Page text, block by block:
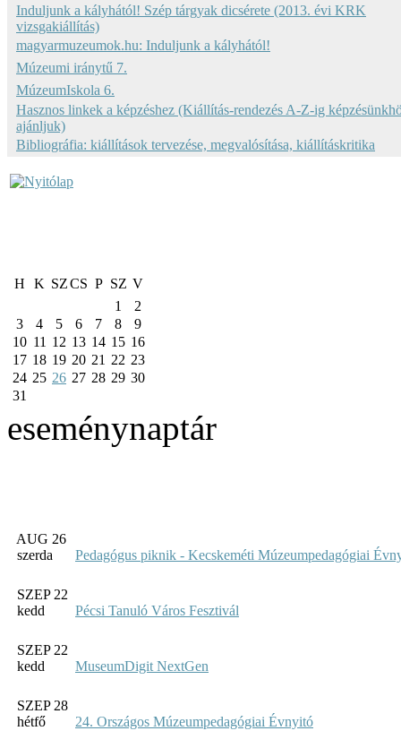
Induljunk a kályhától! Szép tárgyak dicsérete (2013. évi KRK
vizsgakiállítás)
magyarmuzeumok.hu: Induljunk a kályhától!
Múzeumi iránytű 7.
MúzeumIskola 6.
Hasznos linkek a képzéshez (Kiállítás-rendezés A-Z-ig
ajánljuk)
Bibliográfia: kiállítások tervezése, megvalósítása, kiállításkritika
H K SZCS P SZ V
1
2
3
4 5 6 7 8
9
10 11 12 13 14 15 16
17 18 19 20 21 22 23
24 25 26 27 28 29 30
31
eseménynaptár
AUG 26
szerda
Pedagógus piknik - Kecskeméti Múzeumpedagógiai
SZEP 22
kedd
Pécsi Tanuló Város Fesztivál
SZEP 22
kedd
MuseumDigit NextGen
SZEP 28
hétfő
24. Országos Múzeumpedagógiai Évnyitó